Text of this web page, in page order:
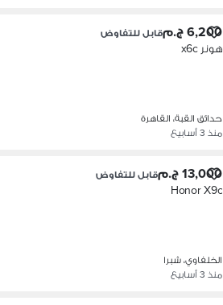
6,200 ج.م قابل للتفاوض
هونر x6c
حدائق القبة، القاهرة
منذ 3 أسابيع
13,000 ج.م قابل للتفاوض
Honor X9c
الخلفاوي، شبرا
منذ 3 أسابيع